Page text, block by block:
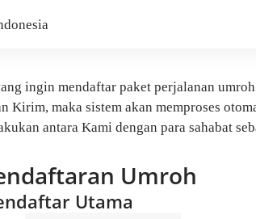
ingin mendaftar paket perjalanan
Kirim, maka sistem akan memproses
antara Kami dengan para sahabat
Umroh
Utama